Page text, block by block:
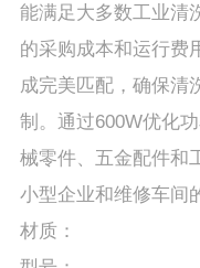
能满足大多数工业清
的采购成本和运行费
成完美匹配，确保清
制。通过600W优化
械零件、五金配件和
小型企业和维修车间
材质：